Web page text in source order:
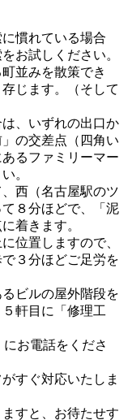
慣れている場合
お試しください。
並みを散策でき
じます。（そして
、いずれの出口か
の交差点（四角い
るファミリーマー
。
西（名古屋駅のツ
８分ほどで、「泥
着きます。
位置しますので、
３分ほどご足労を
ビルの屋外階段を
軒目に「修理工
にお電話をくださ
すぐ対応いたしま
すと、お待たせす